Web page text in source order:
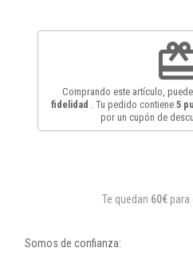
Comprando este artículo,
fidelidad
. Tu pedido contiene 5
por un cupón de
Te quedan 60€ para
Somos de confianza: